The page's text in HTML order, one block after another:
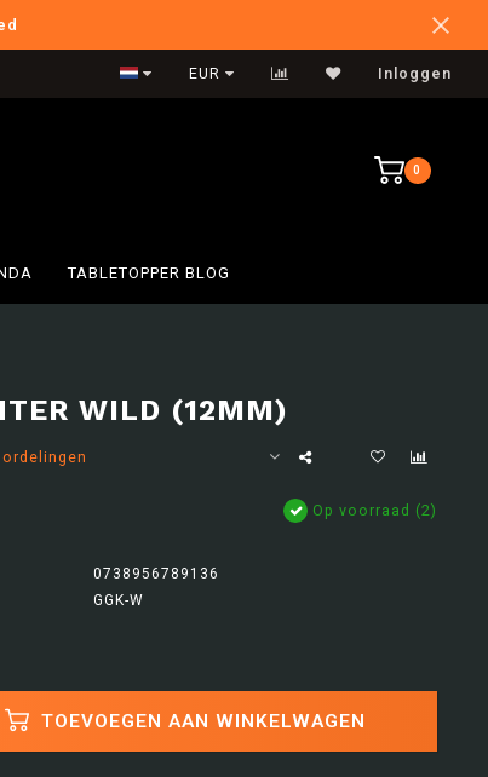
International Shipping
EUR Inloggen
0
TABLETOPPER BLOG
WILD (12MM)
Op voorraad (2)
0738956789136
GGK-W
TOEVOEGEN AAN WINKELWAGEN